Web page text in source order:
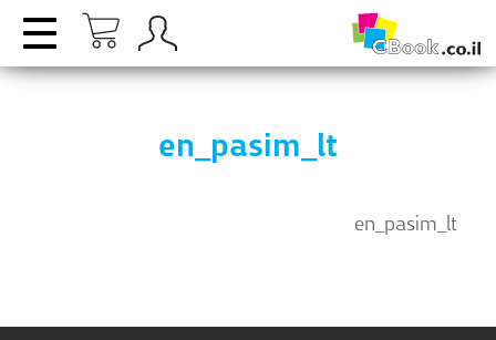
en_pasim_lt
en_pasim_lt